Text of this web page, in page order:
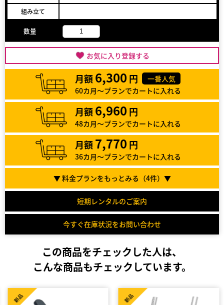
組み立て
数量
お気に入り登録する
月額 6,300 円
一番人気
60カ月～プランでカートに入れる
月額 6,960 円
48カ月～プランでカートに入れる
月額 7,770 円
36カ月～プランでカートに入れる
▼ 料金プランをもっとみる（4件）▼
短期レンタルのご案内
今すぐ在庫状況をお問い合わせ
この商品をチェックした人は、
こんな商品もチェックしています。
新品 新品